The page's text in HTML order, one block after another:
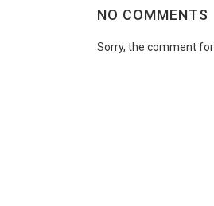
NO COMMENTS
Sorry, the comment